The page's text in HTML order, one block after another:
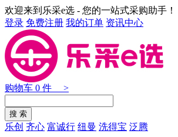
欢迎来到乐采e选 - 您的一站式采购助手！
登录 免费注册 我的订单 资讯中心
购物车 0 件 >
乐创 齐心 富诚行 纽曼 洗得宝 泛腾